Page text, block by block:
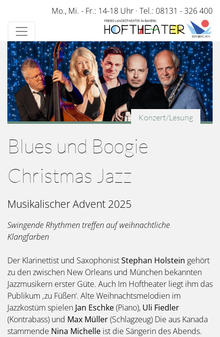
Direkt
zum
Inhalt
Mo., Mi. - Fr.: 14-18 Uhr · Tel.: 08131 - 326 400
Konzert/Lesung
Blues und Boogie
Christmas Jazz
Musikalischer Advent 2025
Swingende Rhythmen treffen auf weihnachtliche
Klangfarben
Der Klarinettist und SaxophonistStephan Holstein gehört
zu den zwischen New Orleans und München bekannten
Jazzmusikern erster Güte. Auch Im Hoftheater liegt ihm das
Publikum ‚zu Füßen‘. Alte Weihnachtsmelodien im
Jazzkostüm spielen Jan Eschke(Piano), Uli Fiedler
(Kontrabass) und Max Müller(Schlagzeug) Die aus Kanada
stammende Nina Michelle ist die Sängerin des Abends.